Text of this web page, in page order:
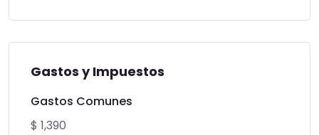
Gastos y Impuestos
Gastos Comunes
$ 1,390